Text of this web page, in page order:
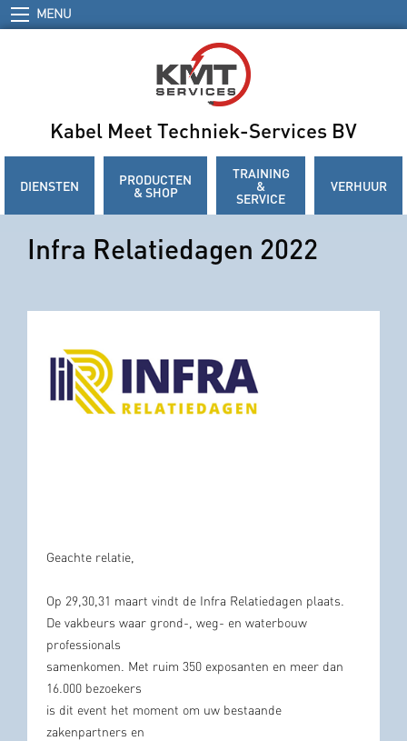
MENU
Kabel Meet Techniek-Services BV
DIENSTEN PRODUCTEN
& SHOP
TRAINING
&
SERVICE
VERHUUR
Infra Relatiedagen 2022
Geachte relatie,
Op 29,30,31 maart vindt de Infra Relatiedagen plaats.
De vakbeurs waar grond-, weg- en waterbouw
professionals
samenkomen. Met ruim 350 exposanten en meer dan
16.000 bezoekers
is dit event het moment om uw bestaande
zakenpartners en